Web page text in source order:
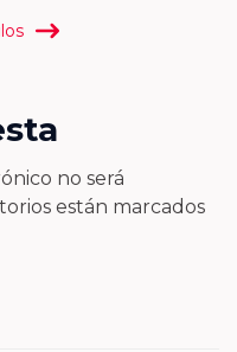
no será
están marcados